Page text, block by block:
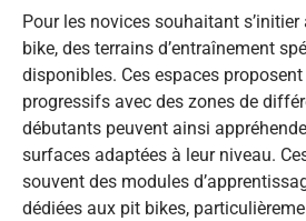
Pour les novices souhaitant
bike, des terrains d’entraînement
disponibles. Ces espaces
progressifs avec des zones de
débutants peuvent ainsi
surfaces adaptées à leur niveau.
souvent des modules
dédiées aux pit bikes,